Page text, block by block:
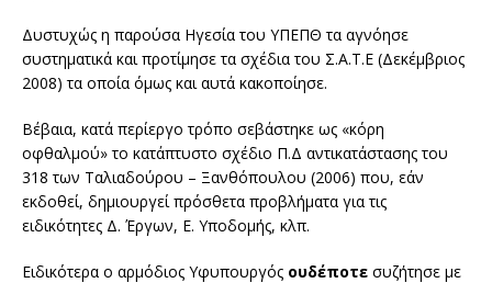
Δυστυχώς η παρούσα Ηγεσία του ΥΠΕΠΘ τα αγνόησε
συστηματικά και προτίμησε τα σχέδια του Σ.Α.Τ.Ε (Δεκέμβριος
2008) τα οποία όμως και αυτά κακοποίησε.
Βέβαια, κατά περίεργο τρόπο σεβάστηκε ως «κόρη
οφθαλμού» το κατάπτυστο σχέδιο Π.Δ αντικατάστασης του
318 των Ταλιαδούρου – Ξανθόπουλου (2006) που, εάν
εκδοθεί, δημιουργεί πρόσθετα προβλήματα για τις
ειδικότητες Δ. Έργων, Ε. Υποδομής, κλπ.
Ειδικότερα ο αρμόδιος Υφυπουργός ουδέποτε συζήτησε με